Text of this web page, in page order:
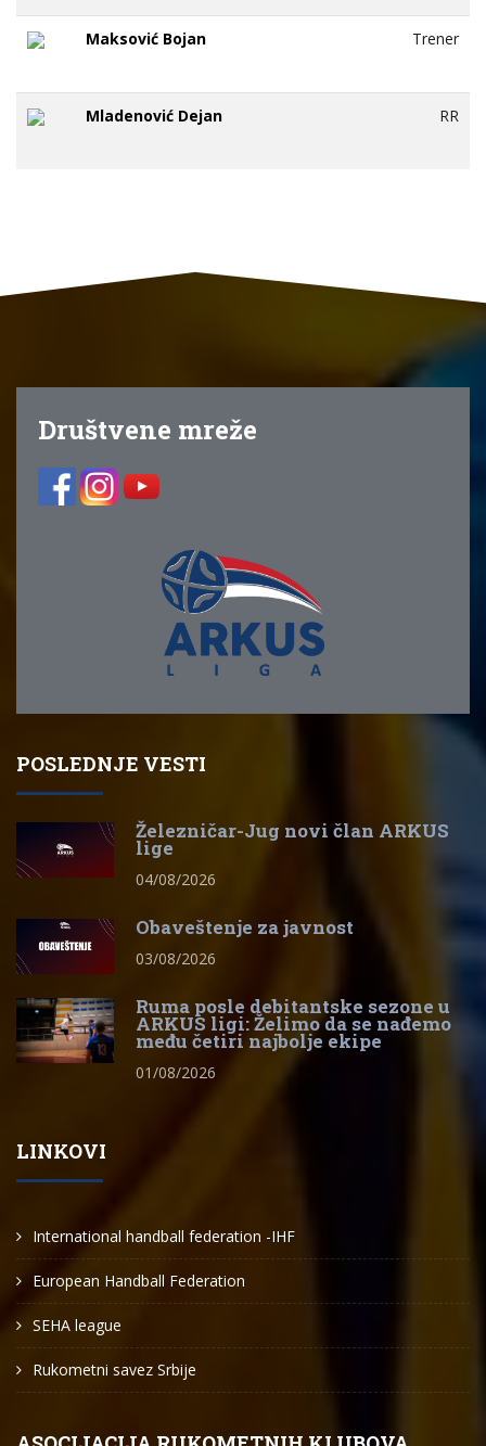
Maksović Bojan Trener
Mladenović Dejan RR
Društvene mreže
POSLEDNJE VESTI
Železničar-Jug novi član ARKUS
lige
04/08/2026
Obaveštenje za javnost
03/08/2026
Ruma posle debitantske sezone u
ARKUS ligi: Želimo da se nađemo
među četiri najbolje ekipe
01/08/2026
LINKOVI
International handball federation -IHF
European Handball Federation
SEHA league
Rukometni savez Srbije